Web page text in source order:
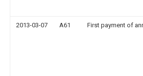
2013-03-07 A61 First payment of